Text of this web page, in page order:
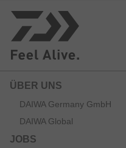
ÜBER UNS
DAIWA Germany GmbH
DAIWA Global
JOBS